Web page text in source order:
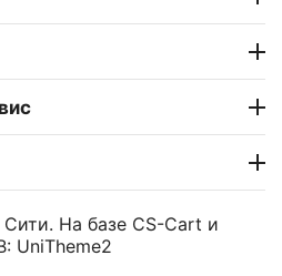
На базе CS-Cart и
UniTheme2